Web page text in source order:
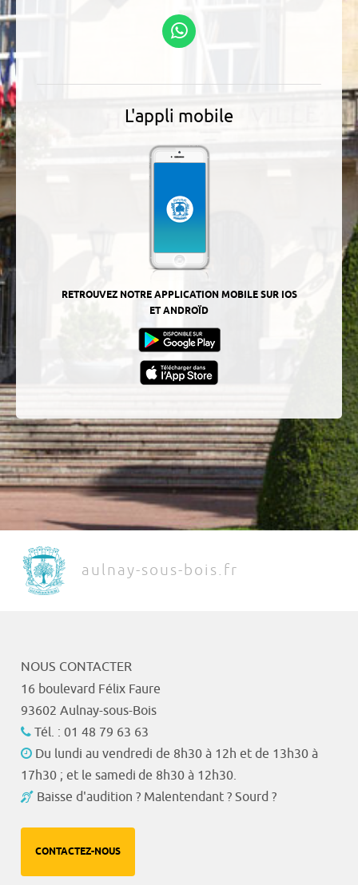
L'appli mobile
RETROUVEZ NOTRE APPLICATION MOBILE SUR IOS
ET ANDROÏD
aulnay-sous-bois.fr
NOUS CONTACTER
16 boulevard Félix Faure
93602 Aulnay-sous-Bois
Tél. : 01 48 79 63 63
Du lundi au vendredi de 8h30 à 12h et de 13h30 à
17h30 ; et le samedi de 8h30 à 12h30.
Baisse d'audition ? Malentendant ? Sourd ?
CONTACTEZ-NOUS